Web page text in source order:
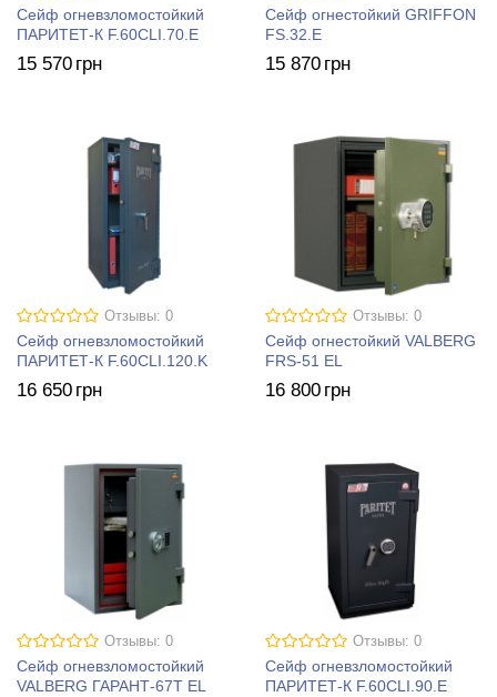
Сейф огневзломостойкий
ПАРИТЕТ-К F.60CLI.70.E
15 570 грн
Сейф огнестойкий GRIFFON
FS.32.E
15 870 грн
Отзывы: 0
Сейф огневзломостойкий
ПАРИТЕТ-К F.60CLI.120.K
16 650 грн
Отзывы: 0
Сейф огнестойкий VALBERG
FRS-51 EL
16 800 грн
Отзывы: 0
Сейф огневзломостойкий
VALBERG ГАРАНТ-67T EL
Отзывы: 0
Сейф огневзломостойкий
ПАРИТЕТ-К F.60CLI.90.E